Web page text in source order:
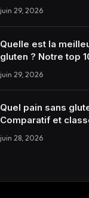
juin 29, 2026
Quelle est la
gluten ? Notre top
juin 29, 2026
Quel pain sans
Comparatif et
juin 28, 2026